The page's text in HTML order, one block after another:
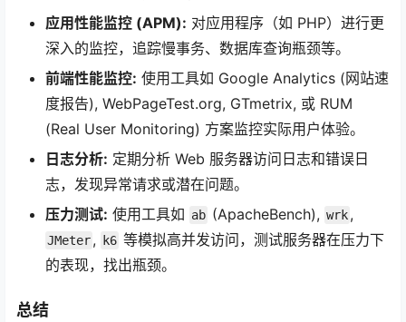
应用性能监控 (APM): 对应用程序（如 PHP）进行更
深入的监控，追踪慢事务、数据库查询瓶颈等。
前端性能监控: 使用工具如 Google Analytics (网站速
度报告), WebPageTest.org, GTmetrix, 或 RUM
(Real User Monitoring) 方案监控实际用户体验。
日志分析: 定期分析 Web 服务器访问日志和错误日
志，发现异常请求或潜在问题。
压力测试: 使用工具如 ab (ApacheBench), wrk,
JMeter, k6 等模拟高并发访问，测试服务器在压力下
的表现，找出瓶颈。
总结